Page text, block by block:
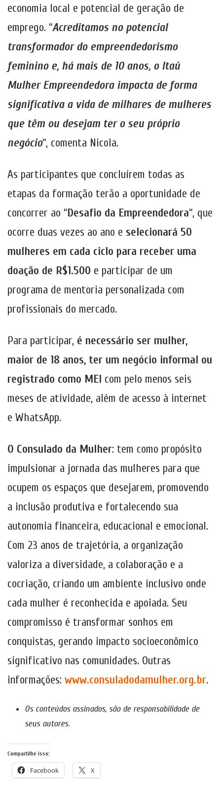
economia local e potencial de geração de
emprego. “Acreditamos no potencial
transformador do empreendedorismo
feminino e, há mais de 10 anos, o Itaú
Mulher Empreendedora impacta de forma
significativa a vida de milhares de mulheres
que têm ou desejam ter o seu próprio
negócio“, comenta Nicola.
As participantes que concluírem todas as
etapas da formação terão a oportunidade de
concorrer ao “Desafio da Empreendedora“, que
ocorre duas vezes ao ano e selecionará 50
mulheres em cada ciclo para receber uma
doação de R$1.500 e participar de um
programa de mentoria personalizada com
profissionais do mercado.
Para participar, é necessário ser mulher,
maior de 18 anos, ter um negócio informal ou
registrado como MEI com pelo menos seis
meses de atividade, além de acesso à internet
e WhatsApp.
O Consulado da Mulher: tem como propósito
impulsionar a jornada das mulheres para que
ocupem os espaços que desejarem, promovendo
a inclusão produtiva e fortalecendo sua
autonomia financeira, educacional e emocional.
Com 23 anos de trajetória, a organização
valoriza a diversidade, a colaboração e a
cocriação, criando um ambiente inclusivo onde
cada mulher é reconhecida e apoiada. Seu
compromisso é transformar sonhos em
conquistas, gerando impacto socioeconômico
significativo nas comunidades. Outras
informações: www.consuladodamulher.org.br.
Os conteúdos assinados, são de responsabilidade de
seus autores.
Compartilhe isso:
Facebook X